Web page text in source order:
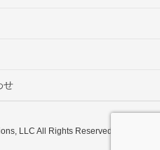
せ
LLC All Rights Reserved.